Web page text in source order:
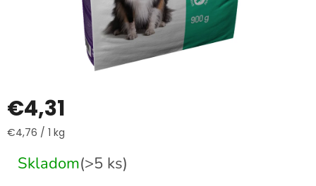
€4,31
Jednotková
€4,76 / 1 kg
Skladom(>5 ks)